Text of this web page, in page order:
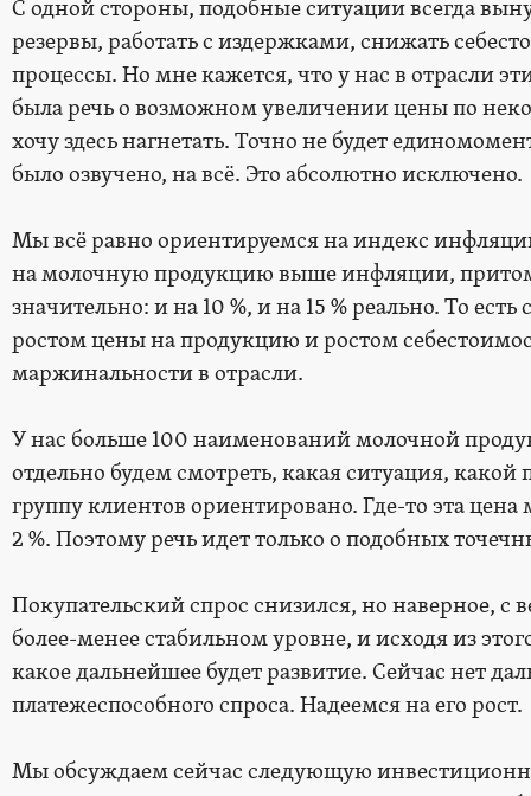
С одной стороны, подобные ситуации всегда
резервы, работать с издержками, снижать
процессы. Но мне кажется, что у нас в отрасли
была речь о возможном увеличении цены по
хочу здесь нагнетать. Точно не будет
было озвучено, на всё. Это абсолютно исключено.
Мы всё равно ориентируемся на индекс
на молочную продукцию выше инфляции, притом
значительно: и на 10 %, и на 15 % реально. То
ростом цены на продукцию и ростом
маржинальности в отрасли.
У нас больше 100 наименований молочной
отдельно будем смотреть, какая ситуация,
группу клиентов ориентировано. Где-то эта цена
2 %. Поэтому речь идет только о подобных
Покупательский спрос снизился, но наверное, с
более-менее стабильном уровне, и исходя из
какое дальнейшее будет развитие. Сейчас нет
платежеспособного спроса. Надеемся на его рост.
Мы обсуждаем сейчас следующую